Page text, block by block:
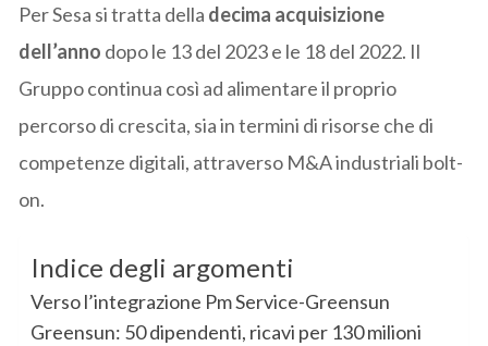
Per Sesa si tratta della decima acquisizione
dell’anno dopo le 13 del 2023 e le 18 del 2022. Il
Gruppo continua così ad alimentare il proprio
percorso di crescita, sia in termini di risorse che di
competenze digitali, attraverso M&A industriali bolt-
on.
Indice degli argomenti
Verso l’integrazione Pm Service-Greensun
Greensun: 50 dipendenti, ricavi per 130 milioni